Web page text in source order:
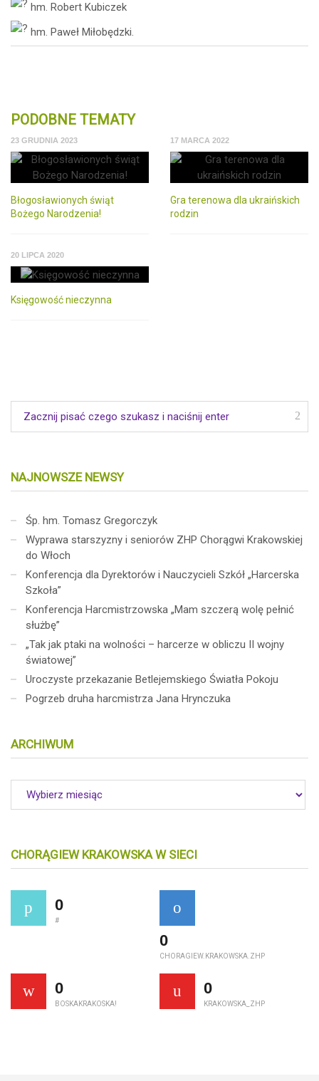
hm. Robert Kubiczek
hm. Paweł Miłobędzki.
PODOBNE TEMATY
23 GRUDNIA 2023
Błogosławionych świąt
Bożego Narodzenia!
17 MARCA 2022
Gra terenowa dla ukraińskich
rodzin
20 LIPCA 2020
Księgowość nieczynna
NAJNOWSZE NEWSY
Śp. hm. Tomasz Gregorczyk
Wyprawa starszyzny i seniorów ZHP Chorągwi Krakowskiej
do Włoch
Konferencja dla Dyrektorów i Nauczycieli Szkół „Harcerska
Szkoła”
Konferencja Harcmistrzowska „Mam szczerą wolę pełnić
służbę”
„Tak jak ptaki na wolności – harcerze w obliczu II wojny
światowej”
Uroczyste przekazanie Betlejemskiego Światła Pokoju
Pogrzeb druha harcmistrza Jana Hrynczuka
ARCHIWUM
Archiwum
CHORĄGIEW KRAKOWSKA W SIECI
0
#
0
CHORAGIEW.KRAKOWSKA.ZHP
0
BOSKAKRAKOSKA!
0
KRAKOWSKA_ZHP